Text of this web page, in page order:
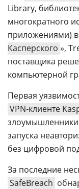
Контакты
VK
Rutube
Library,
многократного
приложениями) в
Касперского »,
поставщика
компьютерной
Первая
VPN-клиенте
злоумышленники
запуска
без цифровой
За последние
SafeBreach